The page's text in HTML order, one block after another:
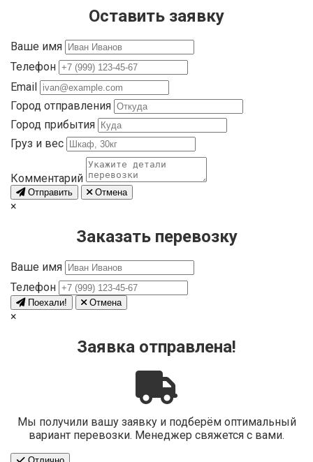
Оставить заявку
Ваше имя
Телефон
Email
Город отправления
Город прибытия
Груз и вес
Комментарий
Отправить Отмена
×
Заказать перевозку
Ваше имя
Телефон
Поехали! Отмена
×
Заявка отправлена!
Мы получили вашу заявку и подберём оптимальный
вариант перевозки. Менеджер свяжется с вами.